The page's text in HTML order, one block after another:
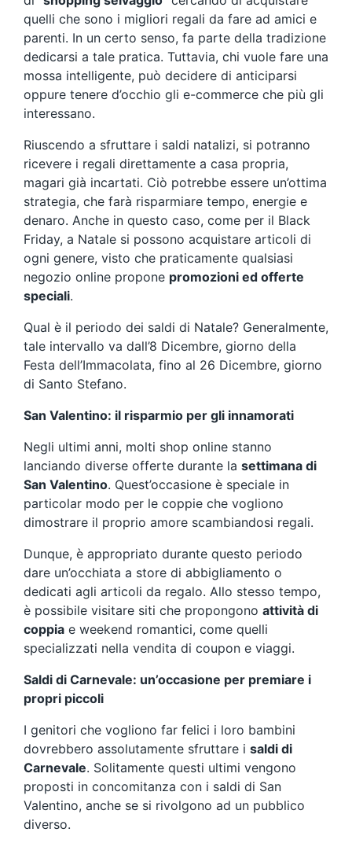
quelli che sono i migliori regali da fare ad amici e
parenti. In un certo senso, fa parte della tradizione
dedicarsi a tale pratica. Tuttavia, chi vuole fare una
mossa intelligente, può decidere di anticiparsi
oppure tenere d’occhio gli e-commerce che più gli
interessano.
Riuscendo a sfruttare i saldi natalizi, si potranno
ricevere i regali direttamente a casa propria,
magari già incartati. Ciò potrebbe essere un’ottima
strategia, che farà risparmiare tempo, energie e
denaro. Anche in questo caso, come per il Black
Friday, a Natale si possono acquistare articoli di
ogni genere, visto che praticamente qualsiasi
negozio online propone promozioni ed offerte
speciali.
Qual è il periodo dei saldi di Natale? Generalmente,
tale intervallo va dall’8 Dicembre, giorno della
Festa dell’Immacolata, fino al 26 Dicembre, giorno
di Santo Stefano.
San Valentino: il risparmio per gli innamorati
Negli ultimi anni, molti shop online stanno
lanciando diverse offerte durante la settimana di
San Valentino. Quest’occasione è speciale in
particolar modo per le coppie che vogliono
dimostrare il proprio amore scambiandosi regali.
Dunque, è appropriato durante questo periodo
dare un’occhiata a store di abbigliamento o
dedicati agli articoli da regalo. Allo stesso tempo,
è possibile visitare siti che propongono attività di
coppia e weekend romantici, come quelli
specializzati nella vendita di coupon e viaggi.
Saldi di Carnevale: un’occasione per premiare i
propri piccoli
I genitori che vogliono far felici i loro bambini
dovrebbero assolutamente sfruttare i saldi di
Carnevale. Solitamente questi ultimi vengono
proposti in concomitanza con i saldi di San
Valentino, anche se si rivolgono ad un pubblico
diverso.